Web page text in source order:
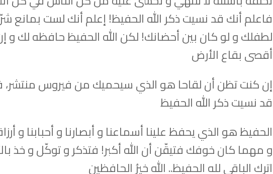
فاعلم أنك قد نسيت ذكر الله الحفيظ! إعلم أنك لست بمانع
لطفلك و لو كان بين أحضانك! لكن الله الحفيظ حافظه لك و
أقصى بقاع الأرض
إن كنت تظن أن لقاحا هو الذي سيحميك من فيروس منتشر،
قد نسيت ذكر الله الحفيظ
الحفيظ هو الذي يحفظ علينا أسماعنا و أبصارنا و أحبابنا و
و مهما كان خوفك فتيقّن أن الله أكبر! فتذكر و توكّل و خذ
اترك الباقي لله الحفيظ.. الله خيرُ الحافظين